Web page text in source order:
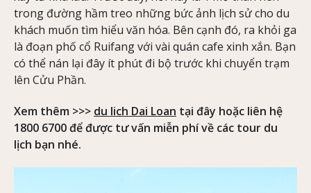
trong đường hầm treo những bức ảnh lịch sử cho du
khách muốn tìm hiểu văn hóa. Bên cạnh đó, ra khỏi ga
là đoạn phố cổ Ruifang với vài quán cafe xinh xắn. Bạn
có thể nán lại đây ít phút đi bộ trước khi chuyển trạm
lên Cửu Phần.
Xem thêm >>> du lich Dai Loan tại đây hoặc liên hệ
1800 6700 để được tư vấn miễn phí về các tour du
lịch bạn nhé.